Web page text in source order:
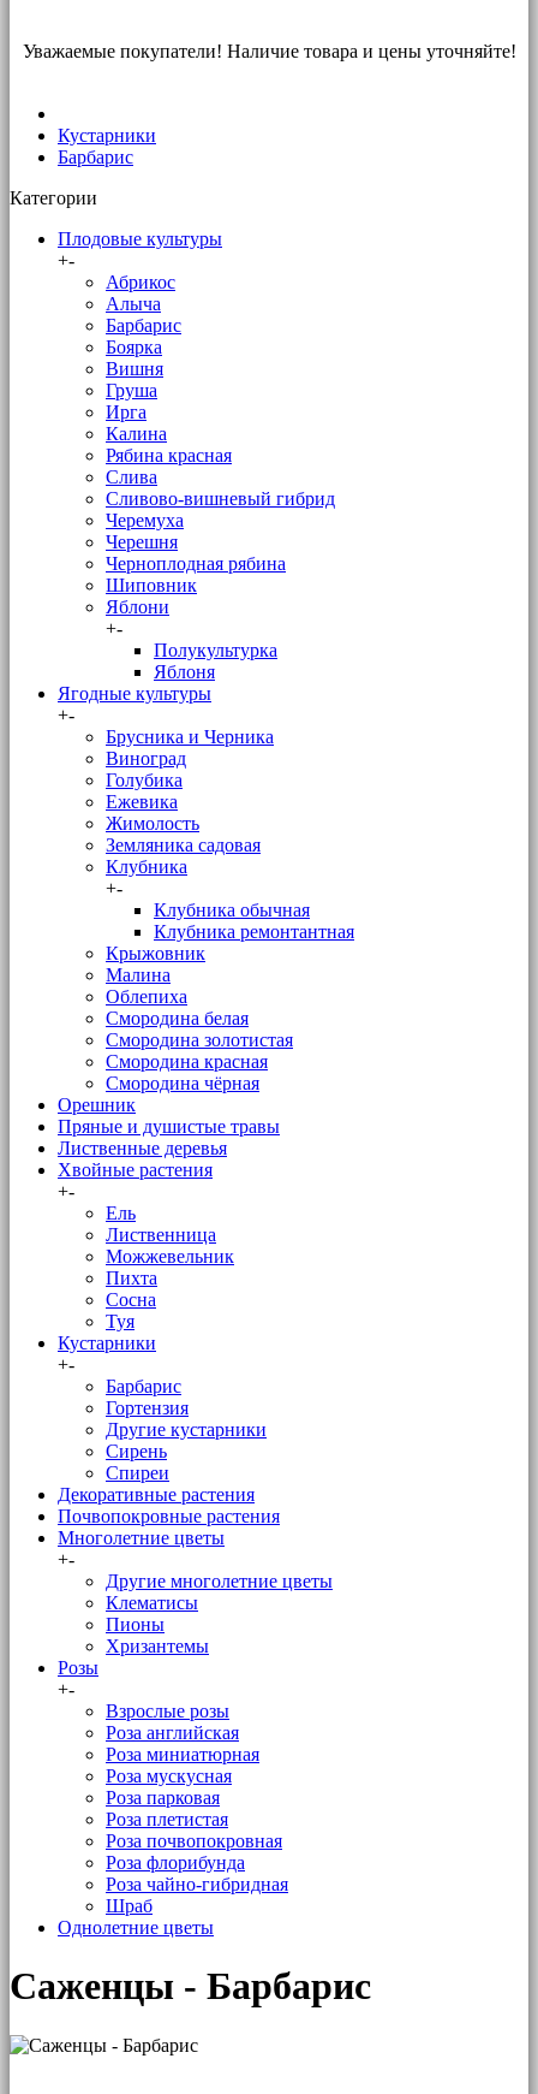
Уважаемые покупатели! Наличие товара и цены уточняйте!
Кустарники
Барбарис
Категории
Плодовые культуры
+-
Абрикос
Алыча
Барбарис
Боярка
Вишня
Груша
Ирга
Калина
Рябина красная
Слива
Сливово-вишневый гибрид
Черемуха
Черешня
Черноплодная рябина
Шиповник
Яблони
+-
Полукультурка
Яблоня
Ягодные культуры
+-
Брусника и Черника
Виноград
Голубика
Ежевика
Жимолость
Земляника садовая
Клубника
+-
Клубника обычная
Клубника ремонтантная
Крыжовник
Малина
Облепиха
Смородина белая
Смородина золотистая
Смородина красная
Смородина чёрная
Орешник
Пряные и душистые травы
Лиственные деревья
Хвойные растения
+-
Ель
Лиственница
Можжевельник
Пихта
Сосна
Туя
Кустарники
+-
Барбарис
Гортензия
Другие кустарники
Сирень
Спиреи
Декоративные растения
Почвопокровные растения
Многолетние цветы
+-
Другие многолетние цветы
Клематисы
Пионы
Хризантемы
Розы
+-
Взрослые розы
Роза английская
Роза миниатюрная
Роза мускусная
Роза парковая
Роза плетистая
Роза почвопокровная
Роза флорибунда
Роза чайно-гибридная
Шраб
Однолетние цветы
Саженцы - Барбарис